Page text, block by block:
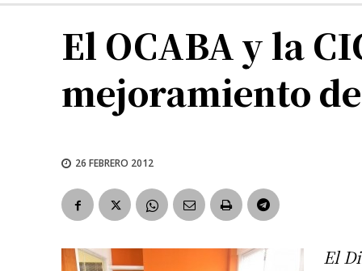
El OCABA y la
mejoramiento
26 FEBRERO 2012
El